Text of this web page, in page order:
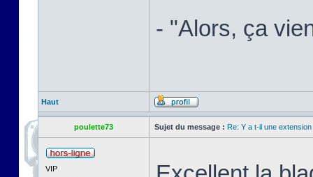
- "Alors, ça
Haut
poulette73 Sujet du message : Re: Y a t-il une
VIP